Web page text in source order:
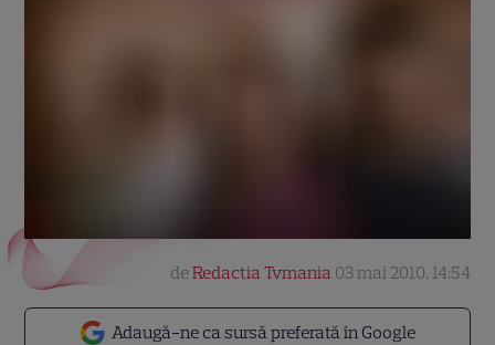
Adaugă-ne ca sursă preferată în Google
deRedactia Tvmania 03 mai 2010, 14:54